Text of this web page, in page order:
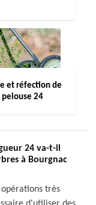
et réfection de
pelouse 24
24 va-t-il
à Bourgnac
très